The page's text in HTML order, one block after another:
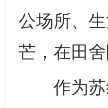
公场所、
芒，在田舍
作为苏